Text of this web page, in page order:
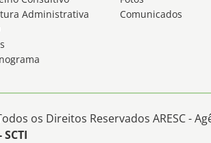
Administrativa
Comunicados
os Direitos Reservados ARESC -